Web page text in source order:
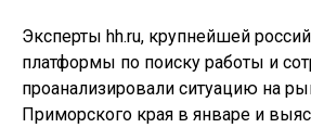
Эксперты hh.ru, крупнейшей
платформы по поиску работы и
проанализировали ситуацию на
Приморского края в январе и